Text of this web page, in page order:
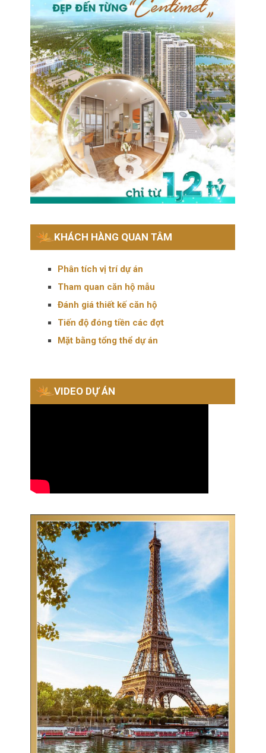
KHÁCH HÀNG QUAN TÂM
Phân tích vị trí dự án
Tham quan căn hộ mẫu
Đánh giá thiết kế căn hộ
Tiến độ đóng tiền các đợt
Mặt bằng tổng thể dự án
VIDEO DỰ ÁN